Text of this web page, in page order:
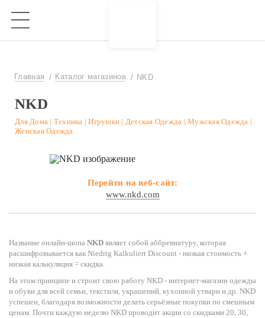
Главная Каталог магазинов NKD
NKD
Для Дома | Техника | Игрушки | Детская Одежда | Мужская Одежда |
Женская Одежда
Перейти на веб-сайт:
www.nkd.com
Название онлайн-шопа NKD являет собой аббревиатуру, которая
расшифровывается как Niedrig Kalkuliert Discount - низкая стоимость +
низкая калькуляция = скидка.
На этом принципе и строит свою работу NKD - интернет-магазин одежды
и обуви для всей семьи, текстиля, украшений, кухонной утвари и др. NKD
успешен, благодаря возможности делать серьёзные покупки по смешным
ценам. Почти каждую неделю NKD проводит акции со скидками 20, 30,